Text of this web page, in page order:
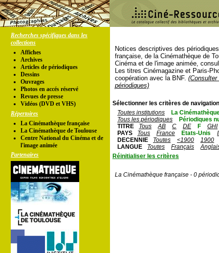
Recherches spécifiques dans les
collections
Affiches
Archives
Articles de périodiques
Dessins
Ouvrages
Photos en accés réservé
Revues de presse
Vidéos (DVD et VHS)
Répertoires
La Cinémathèque française
La Cinémathèque de Toulouse
Centre National du Cinéma et de
l'image animée
Partenaires
Notices descriptives des
française, de la Cinémathèque de
Cinéma et de l'image animée,
Les titres Cinémagazine et Paris-
coopération avec la BNF.
périodiques)
Sélectionner les critères de
Toutes institutions
La
Tous les périodiques
Périodiques
TITRE
Tous AB C DE F
GHI
PAYS
Tous France Etats-Unis
DECENNIE
Toutes <1900
1900
LANGUE
Toutes Français
Réinitialiser les critères
La Cinémathèque française - 0